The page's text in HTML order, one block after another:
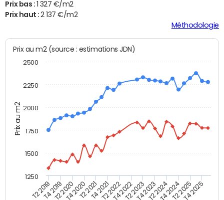
Prix bas :
1 327 €/m2
Prix haut :2 137 €/m2
Méthodologie
Prix au m2
Prix au m2 (source : estimations JDN)
T2 2019T4 2019T2 2020T4 2020T2 2021T4 2021T2 2022T4 2022T2 2023T4 2023T2 2024T4 2024T2 2025T4 2025
1250
1500
1750
2000
2250
2500